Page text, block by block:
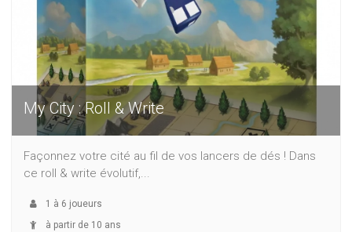
My City : Roll & Write
Façonnez votre cité au fil de vos lancers de dés ! Dans
ce roll & write évolutif,...
1 à 6 joueurs
à partir de 10 ans